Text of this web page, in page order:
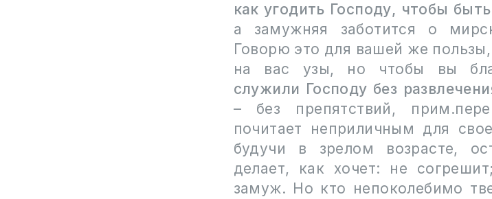
как угодить Господу, чтобы
а замужняя заботится о
Говорю это для вашей же
на вас узы, но чтобы вы
служили Господу без
– без препятствий,
почитает неприличным для
будучи в зрелом возрасте,
делает, как хочет: не
замуж. Но кто непоколебимо